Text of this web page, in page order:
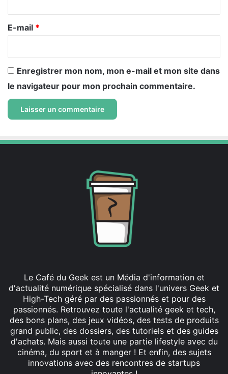
e
E-mail *
Enregistrer mon nom, mon e-mail et mon site dans
le navigateur pour mon prochain commentaire.
Le Café du Geek est un Média d'information et
d'actualité numérique spécialisé dans l'univers Geek et
High-Tech géré par des passionnés et pour des
passionnés. Retrouvez toute l'actualité geek et tech,
des bons plans, des jeux vidéos, des tests de produits
grand public, des dossiers, des tutoriels et des guides
d'achats. Mais aussi toute une partie lifestyle avec du
cinéma, du sport et à manger ! Et enfin, des sujets
innovations avec des rencontres de startups